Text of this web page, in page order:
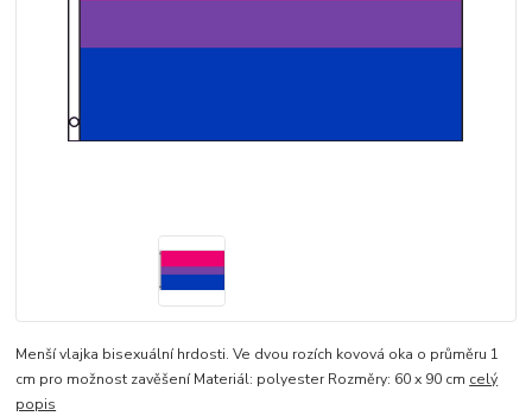
Menší vlajka bisexuální hrdosti. Ve dvou rozích kovová oka o průměru 1
cm pro možnost zavěšení Materiál: polyester Rozměry: 60 x 90 cm celý
popis